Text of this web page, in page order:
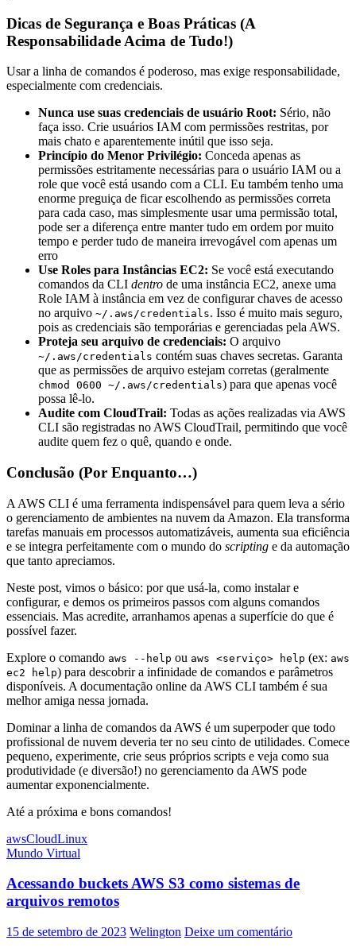
Dicas de Segurança e Boas Práticas (A
Responsabilidade Acima de Tudo!)
Usar a linha de comandos é poderoso, mas exige responsabilidade,
especialmente com credenciais.
Nunca use suas credenciais de usuário Root: Sério, não
faça isso. Crie usuários IAM com permissões restritas, por
mais chato e aparentemente inútil que isso seja.
Princípio do Menor Privilégio: Conceda apenas as
permissões estritamente necessárias para o usuário IAM ou a
role que você está usando com a CLI. Eu também tenho uma
enorme preguiça de ficar escolhendo as permissões correta
para cada caso, mas simplesmente usar uma permissão total,
pode ser a diferença entre manter tudo em ordem por muito
tempo e perder tudo de maneira irrevogável com apenas um
erro
Use Roles para Instâncias EC2: Se você está executando
comandos da CLI dentro de uma instância EC2, anexe uma
Role IAM à instância em vez de configurar chaves de acesso
no arquivo ~/.aws/credentials. Isso é muito mais seguro,
pois as credenciais são temporárias e gerenciadas pela AWS.
Proteja seu arquivo de credenciais: O arquivo
~/.aws/credentials contém suas chaves secretas. Garanta
que as permissões de arquivo estejam corretas (geralmente
chmod 0600 ~/.aws/credentials) para que apenas você
possa lê-lo.
Audite com CloudTrail: Todas as ações realizadas via AWS
CLI são registradas no AWS CloudTrail, permitindo que você
audite quem fez o quê, quando e onde.
Conclusão (Por Enquanto…)
A AWS CLI é uma ferramenta indispensável para quem leva a sério
o gerenciamento de ambientes na nuvem da Amazon. Ela transforma
tarefas manuais em processos automatizáveis, aumenta sua eficiência
e se integra perfeitamente com o mundo do scripting e da automação
que tanto apreciamos.
Neste post, vimos o básico: por que usá-la, como instalar e
configurar, e demos os primeiros passos com alguns comandos
essenciais. Mas acredite, arranhamos apenas a superfície do que é
possível fazer.
Explore o comando aws --help ou aws <serviço> help (ex: aws
ec2 help) para descobrir a infinidade de comandos e parâmetros
disponíveis. A documentação online da AWS CLI também é sua
melhor amiga nessa jornada.
Dominar a linha de comandos da AWS é um superpoder que todo
profissional de nuvem deveria ter no seu cinto de utilidades. Comece
pequeno, experimente, crie seus próprios scripts e veja como sua
produtividade (e diversão!) no gerenciamento da AWS pode
aumentar exponencialmente.
Até a próxima e bons comandos!
awsCloudLinux
Mundo Virtual
Acessando buckets AWS S3 como sistemas de
arquivos remotos
15 de setembro de 2023 Welington Deixe um comentário